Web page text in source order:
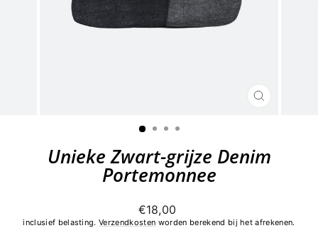
SLUITEN
Unieke Zwart-grijze Denim
Portemonnee
Normale
prijs
€18,00
inclusief belasting.Verzendkosten worden berekend bij het afrekenen.